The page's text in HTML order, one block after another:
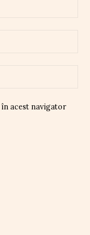
în acest navigator